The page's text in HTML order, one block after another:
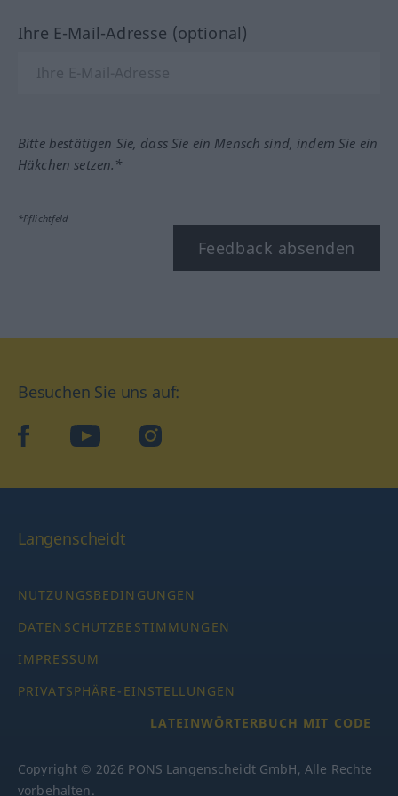
Ihre E-Mail-Adresse (optional)
Bitte bestätigen Sie, dass Sie ein Mensch sind, indem Sie ein
Häkchen setzen.*
*Pflichtfeld
Feedback absenden
Besuchen Sie uns auf:
facebookYouTube Instagram
Langenscheidt
NUTZUNGSBEDINGUNGEN
DATENSCHUTZBESTIMMUNGEN
IMPRESSUM
PRIVATSPHÄRE-EINSTELLUNGEN
LATEINWÖRTERBUCH MIT CODE
Copyright © 2026 PONS Langenscheidt GmbH, Alle Rechte
vorbehalten.